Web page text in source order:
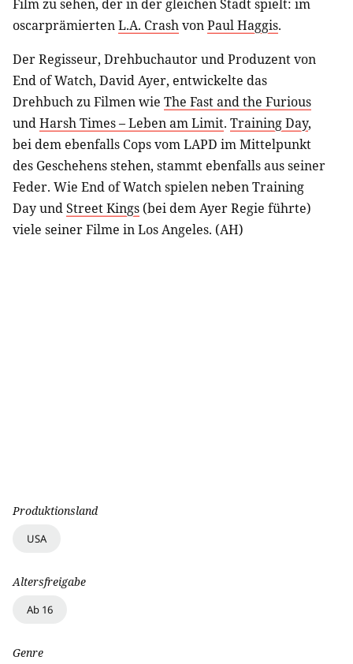
Film zu sehen, der in der gleichen Stadt spielt: im
oscarprämiertenL.A. CrashvonPaul Haggis.
Der Regisseur, Drehbuchautor und Produzent von
End of Watch, David Ayer, entwickelte das
Drehbuch zu Filmen wie The Fast and the Furious
undHarsh Times – Leben am Limit. Training Day,
bei dem ebenfalls Cops vom LAPD im Mittelpunkt
des Geschehens stehen, stammt ebenfalls aus seiner
Feder. Wie End of Watch spielen neben Training
Day undStreet Kings (bei dem Ayer Regie führte)
viele seiner Filme in Los Angeles. (AH)
Produktionsland
USA
Altersfreigabe
Ab 16
Genre